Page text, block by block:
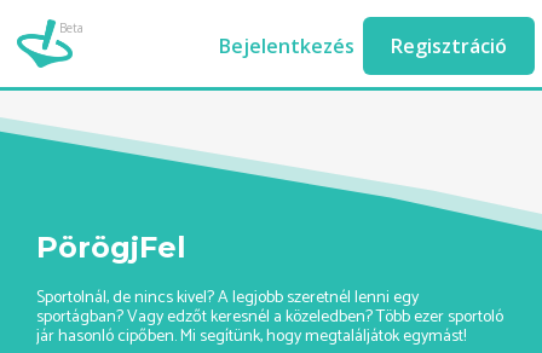
Beta
Bejelentkezés Regisztráció
gyaloglas-edzo-ashburn//
PörögjFel
Sportolnál, de nincs kivel? A legjobb szeretnél lenni egy
sportágban? Vagy edzőt keresnél a közeledben? Több ezer sportoló
jár hasonló cipőben. Mi segítünk, hogy megtaláljátok egymást!